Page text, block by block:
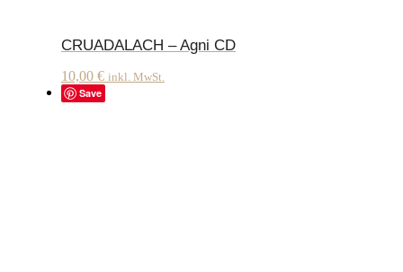
CRUADALACH – Agni CD
10,00 € inkl. MwSt.
Save